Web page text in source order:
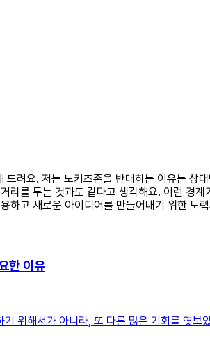
드려요. 저는 노키즈존을 반대하는 이유는
리를 두는 것과도 같다고 생각해요. 이런 경
하고 새로운 아이디어를 만들어내기 위한 노
한 이유
위해서가 아니라, 또 다른 많은 기회를 엿